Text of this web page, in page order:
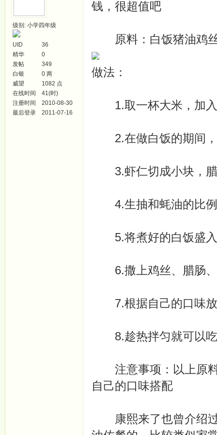
级别: 小学四年级
UID
36
精华
0
发帖
349
白银
0 两
威望
1082 点
在线时间
41(时)
注册时间
2010-08-30
最后登录
2011-07-16
钱，很超值吧
原料：白饭猪油鸡丝
做法：
1.取一杯大米，加入
2.在做白饭的期间，
3.虾仁切成小块，腊
4.生抽和蚝油的比例
5.将煮好的白饭盛入
6.撒上鸡丝、腊肠、
7.根据自己的口味放
8.趁热拌匀就可以
注意事项：以上原料
自己的口味搭配
康熙来了也曾介绍过